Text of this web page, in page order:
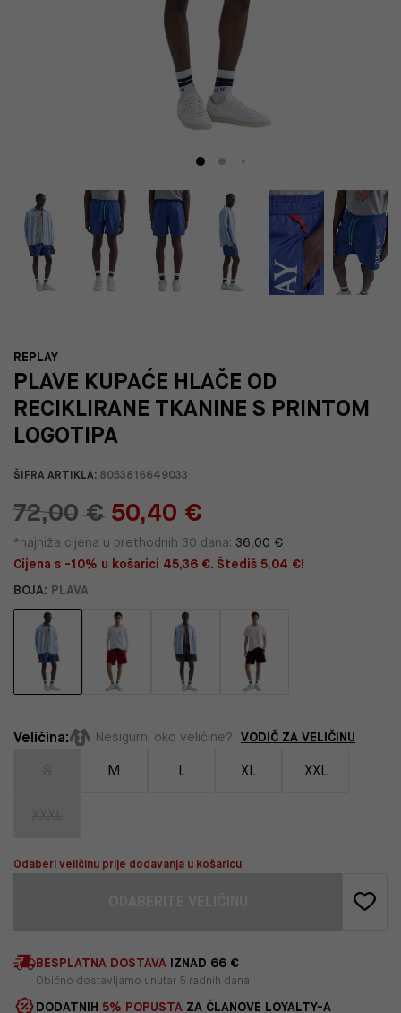
REPLAY
PLAVE KUPAĆE HLAČE OD
RECIKLIRANE TKANINE S PRINTOM
LOGOTIPA
ŠIFRA ARTIKLA: 8053816649033
72,00 € 50,40 €
*najniža cijena u prethodnih 30 dana: 36,00 €
Cijena s -10% u košarici 45,36 €. Štediš 5,04 €!
BOJA: PLAVA
Veličina: Nesigurni oko veličine? VODIČ ZA VELIČINU
M L XL XXL
Odaberi veličinu prije dodavanja u košaricu
BESPLATNA DOSTAVA IZNAD 66 €
Obično dostavljamo unutar 5 radnih dana
DODATNIH 5% POPUSTA ZA ČLANOVE LOYALTY-A